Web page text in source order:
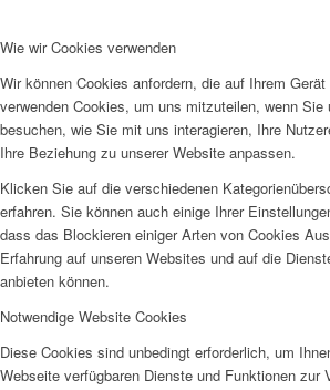
Wie wir Cookies verwenden
Wir können Cookies anfordern, die auf Ihrem
verwenden Cookies, um uns mitzuteilen, wenn Sie
besuchen, wie Sie mit uns interagieren, Ihre
Ihre Beziehung zu unserer Website anpassen.
Klicken Sie auf die verschiedenen
erfahren. Sie können auch einige Ihrer
dass das Blockieren einiger Arten von Cookies
Erfahrung auf unseren Websites und auf die
anbieten können.
Notwendige Website Cookies
Diese Cookies sind unbedingt erforderlich, um
Webseite verfügbaren Dienste und Funktionen zur